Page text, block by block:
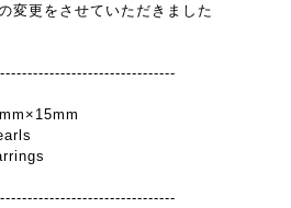
変更をさせていただきました